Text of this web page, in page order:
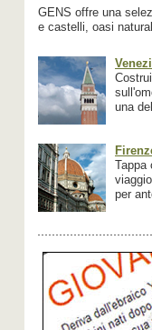
GENS offre una
e castelli, oasi
una
Tappa
per